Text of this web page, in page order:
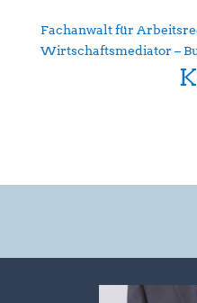
Fachanwalt für
Wirtschaftsmediator –